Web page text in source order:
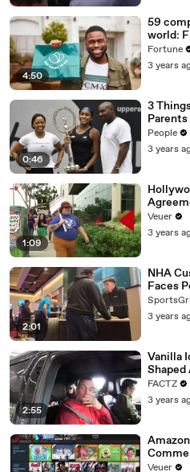
4:50
59
world:
Fortune
3 years
0:46
3
Parents
People
3 years
1:09
Day
Veuer
3 years
2:01
NHA
Faces
3 years
2:55
Vanilla
FACTZ
3 years
Veuer